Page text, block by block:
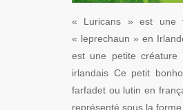
« Luricans » est une
« leprechaun » en
est une petite créature
irlandais Ce petit
farfadet ou lutin en
représenté sous la forme